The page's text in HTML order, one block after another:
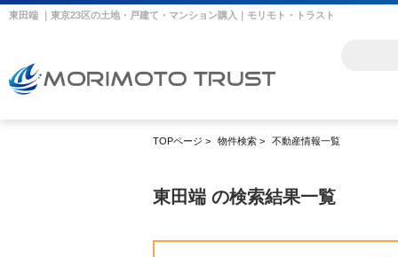
東田端 ｜東京23区の土地・戸建て・マンション購入｜モリモト・トラスト
TOPページ > 物件検索 > 不動産情報一覧
東田端 の検索結果一覧